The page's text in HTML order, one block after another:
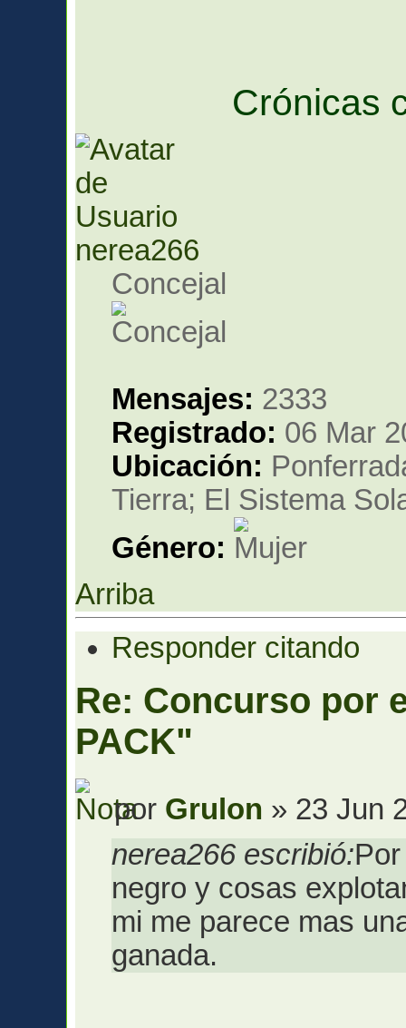
Crónicas
nerea266
Concejal
Mensajes: 2333
Registrado: 06 Mar
Ubicación:
Tierra; El Sistema
Género:
Arriba
Responder citando
Re: Concurso por
PACK"
por Grulon » 23 Jun
nerea266 escribió:
negro y cosas
mi me parece mas
ganada.